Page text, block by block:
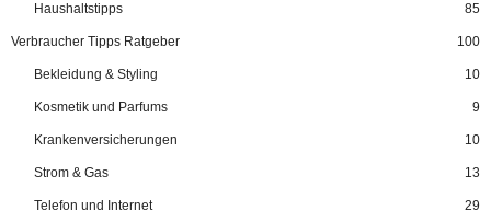
Haushaltstipps 85
Verbraucher Tipps Ratgeber 100
Bekleidung & Styling 10
Kosmetik und Parfums 9
Krankenversicherungen 10
Strom & Gas 13
Telefon und Internet 29